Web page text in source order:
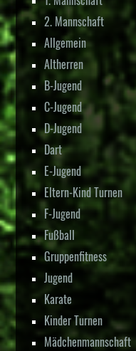
2. Mannschaft
Allgemein
Altherren
B-Jugend
C-Jugend
D-Jugend
Dart
E-Jugend
Eltern-Kind Turnen
F-Jugend
Fußball
Gruppenfitness
Jugend
Karate
Kinder Turnen
Mädchenmannschaft